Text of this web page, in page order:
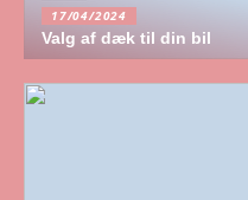
17/04/2024
Valg af dæk til din bil